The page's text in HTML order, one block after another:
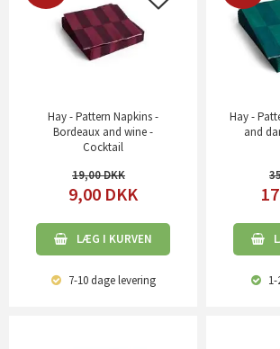
Hay - Pattern Napkins -
Bordeaux and wine -
Cocktail
19,00
9,00 DKK
LÆG I KURVEN
7-10 dagelevering
Hay -
and